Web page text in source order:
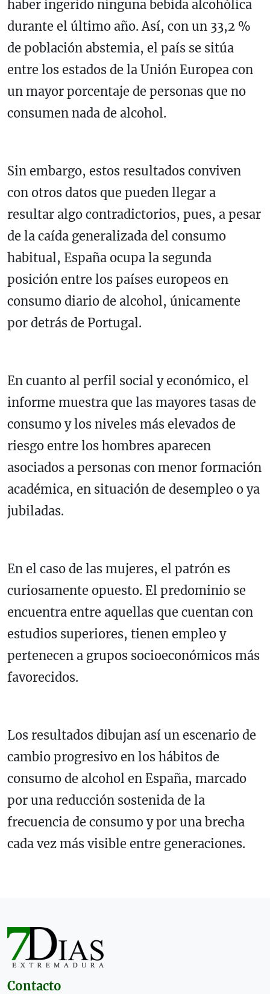
haber ingerido ninguna bebida alcohólica
durante el último año. Así, con un 33,2 %
de población abstemia, el país se sitúa
entre los estados de la Unión Europea con
un mayor porcentaje de personas que no
consumen nada de alcohol.
Sin embargo, estos resultados conviven
con otros datos que pueden llegar a
resultar algo contradictorios, pues, a pesar
de la caída generalizada del consumo
habitual, España ocupa la segunda
posición entre los países europeos en
consumo diario de alcohol, únicamente
por detrás de Portugal.
En cuanto al perfil social y económico, el
informe muestra que las mayores tasas de
consumo y los niveles más elevados de
riesgo entre los hombres aparecen
asociados a personas con menor formación
académica, en situación de desempleo o ya
jubiladas.
En el caso de las mujeres, el patrón es
curiosamente opuesto. El predominio se
encuentra entre aquellas que cuentan con
estudios superiores, tienen empleo y
pertenecen a grupos socioeconómicos más
favorecidos.
Los resultados dibujan así un escenario de
cambio progresivo en los hábitos de
consumo de alcohol en España, marcado
por una reducción sostenida de la
frecuencia de consumo y por una brecha
cada vez más visible entre generaciones.
Contacto